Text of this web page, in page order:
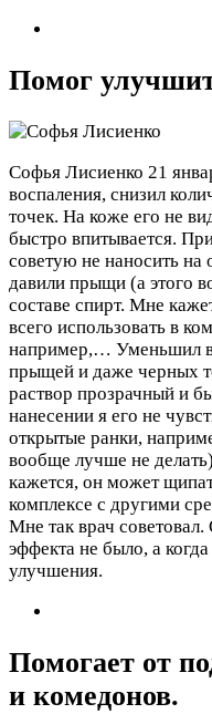
Помог
Софья Лисиенко 21
воспаления, снизил
точек. На коже его не
быстро впитывается.
советую не наносить на
давили прыщи (а этого
составе спирт. Мне
всего использовать в
например,… Уменьшил
прыщей и даже черных
раствор прозрачный и
нанесении я его не
открытые ранки,
вообще лучше не
кажется, он может
комплексе с другими
Мне так врач
эффекта не было, а
улучшения.
Помогает от
и комедонов.